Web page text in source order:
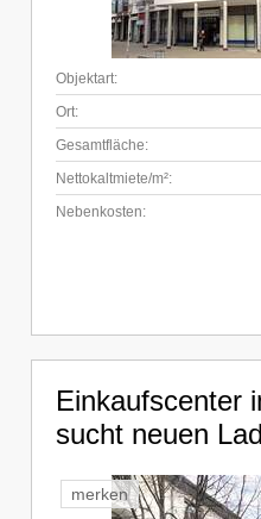
Objektart:
Ort:
Gesamtfläche:
Nettokaltmiete/m²:
Nebenkosten:
Einkaufscenter
sucht neuen
merken